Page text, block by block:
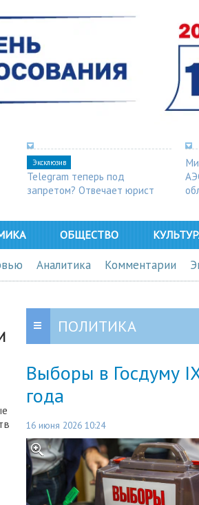
Эксклюзив
Telegram теперь под
запретом? Отвечает юрист
ОБЩЕСТВО
Аналитика Комментарии
ПОЛИТИКА
Выборы в Госдуму
года
16 июня 2026 10:24